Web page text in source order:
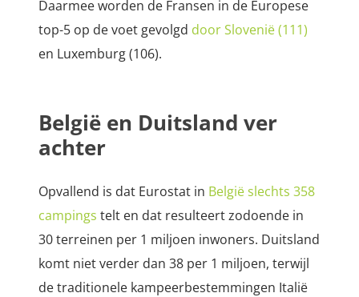
Daarmee worden de Fransen in de Europese
top-5 op de voet gevolgd door Slovenië (111)
en Luxemburg (106).
België en Duitsland ver
achter
Opvallend is dat Eurostat in België slechts 358
campings telt en dat resulteert zodoende in
30 terreinen per 1 miljoen inwoners. Duitsland
komt niet verder dan 38 per 1 miljoen, terwijl
de traditionele kampeerbestemmingen Italië